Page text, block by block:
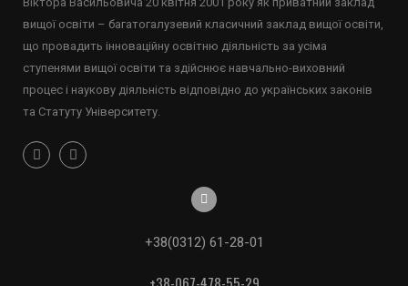
вищої освіти – багатогалузевий класичний заклад вищої освіти,
що провадить інноваційну освітню діяльність за усіма
ступенями вищої освіти та здійснює навчально-виховний
процес і наукову діяльність відповідно до українських законів
та Статуту Університету.
+38(0312) 61-28-01